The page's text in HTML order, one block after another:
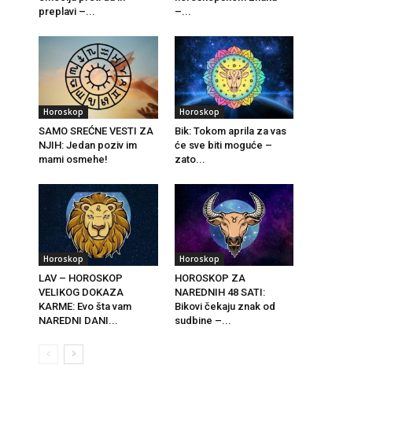
preplavi –...
–...
Horoskop
SAMO SREĆNE VESTI ZA
NJIH: Jedan poziv im
mami osmehe!
Horoskop
Bik: Tokom aprila za vas
će sve biti moguće –
zato...
Horoskop
LAV – HOROSKOP
VELIKOG DOKAZA
KARME: Evo šta vam
NAREDNI DANI...
Horoskop
HOROSKOP ZA
NAREDNIH 48 SATI:
Bikovi čekaju znak od
sudbine –...